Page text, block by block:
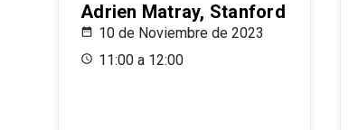
Adrien Matray, Stanford
10 de Noviembre de 2023
11:00 a 12:00